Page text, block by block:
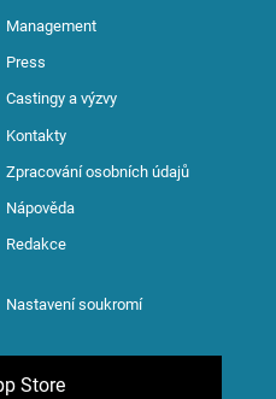
Management
Press
Castingy a výzvy
Kontakty
Zpracování osobních údajů
Nápověda
Redakce
Nastavení soukromí
Store